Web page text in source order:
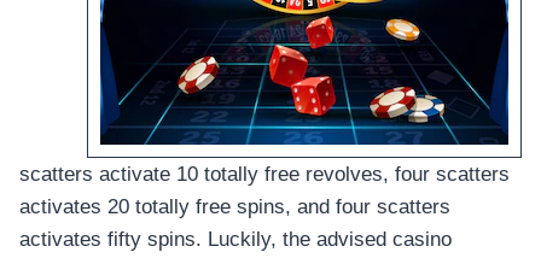
scatters activate 10 totally free revolves, four scatters
activates 20 totally free spins, and four scatters
activates fifty spins. Luckily, the advised casino